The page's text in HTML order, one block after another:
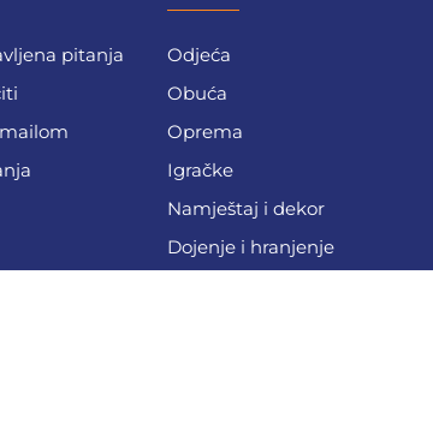
pitanja
Odjeća
Obuća
Oprema
Igračke
Namještaj i dekor
Dojenje i hranjenje